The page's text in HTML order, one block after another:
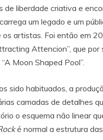
de liberdade criativa e
um legado e um
artistas. Foi então em
Attencion”, que
Moon Shaped Pool”.
sido habituados, a
camadas de detalhes
o esquema não linear
é normal a estrutura